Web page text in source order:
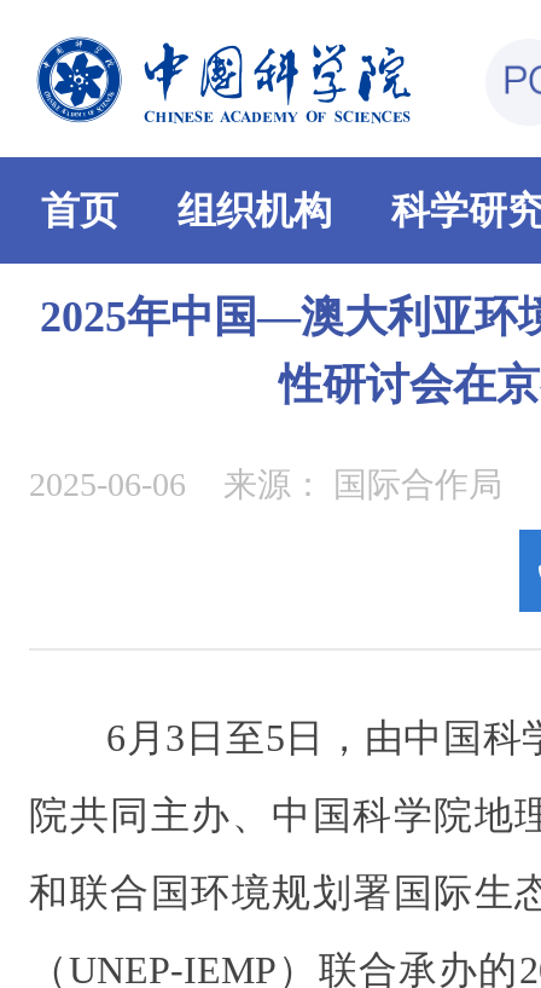
首页 组织机构 科学研
2025年中国—澳大利亚环
性研讨会在
2025-06-06 来源： 国际合作局
6月3日至5日，由中国科
院共同主办、中国科学院地
和联合国环境规划署国际生
（UNEP-IEMP）联合承办